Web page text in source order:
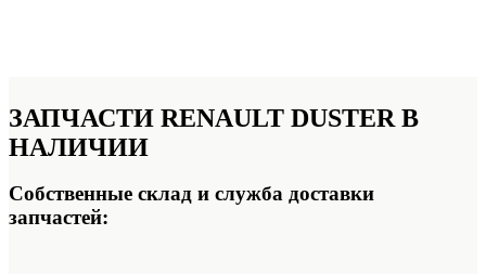
ЗАПЧАСТИ RENAULT DUSTER В
НАЛИЧИИ
Собственные склад и служба доставки
запчастей: